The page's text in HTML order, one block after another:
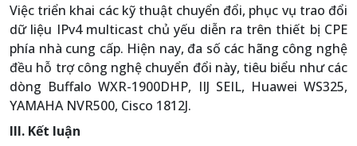
Việc triển khai các kỹ thuật chuyển đổi, phục vụ trao đổi
dữ liệu IPv4 multicast chủ yếu diễn ra trên thiết bị CPE
phía nhà cung cấp. Hiện nay, đa số các hãng công nghệ
đều hỗ trợ công nghệ chuyển đổi này, tiêu biểu như các
dòng Buffalo WXR-1900DHP, IIJ SEIL, Huawei WS325,
YAMAHA NVR500, Cisco 1812J.
III. Kết luận